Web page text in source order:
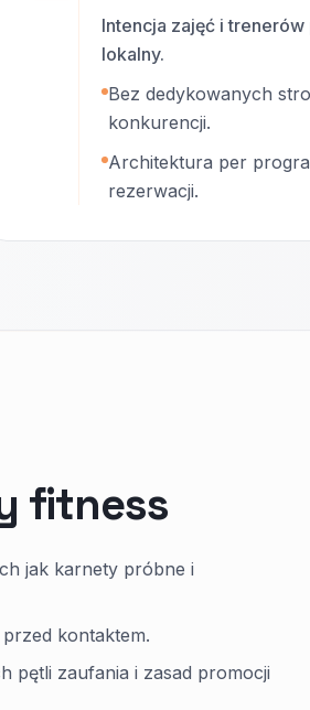
Intencja zajęć i
lokalny.
Bez dedykowanych
konkurencji.
Architektura per
rezerwacji.
fitness
jak karnety próbne i
kontaktem.
pętli zaufania i zasad promocji